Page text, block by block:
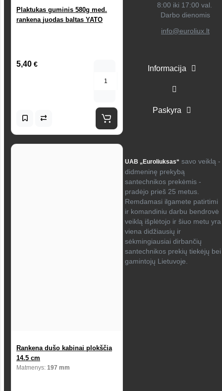
Plaktukas guminis 580g med.
rankena juodas baltas YATO
5,40 €
Rankena dušo kabinai plokščia
14.5 cm
Matmenys: 197 mm
8:00 iki 17:00 val.
Darbo dienomis
info@euroliux.lt
Informacija
Paskyra
UAB „Euroliuksas“ savo veiklą -
didmeninę prekybą
santechnikos prekėmis -
pradėjo prieš 25 metus.
Remdamasi ilgamete patirtimi
ir komandiniu darbu bendrovė
veiklą išplėtojo ir šiuo metu yra
viena didžiausių ir
sėkmingiausiai dirbančių
santechnikos prekių tiekėjų bei
gamintojų Lietuvoje.